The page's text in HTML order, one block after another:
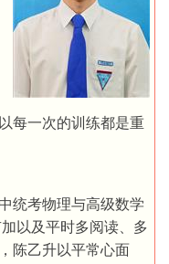
每一次的训练都是重
统考物理与高级数学
以及平时多阅读、多
陈乙升以平常心面